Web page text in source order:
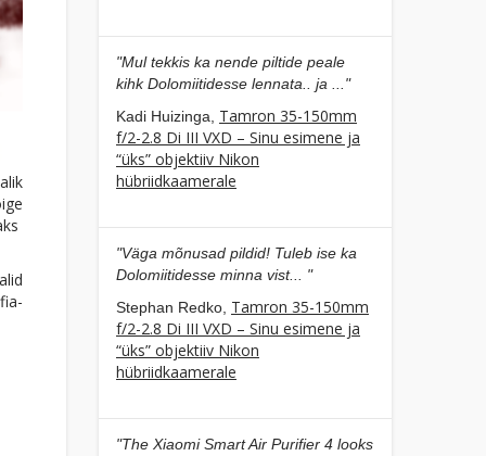
"Mul tekkis ka nende piltide peale
kihk Dolomiitidesse lennata.. ja ..."
Kadi Huizinga, Tamron 35-150mm
f/2-2.8 Di III VXD – Sinu esimene ja
“üks” objektiiv Nikon
hübriidkaamerale
"Väga mõnusad pildid! Tuleb ise ka
Dolomiitidesse minna vist... "
Stephan Redko, Tamron 35-150mm
f/2-2.8 Di III VXD – Sinu esimene ja
“üks” objektiiv Nikon
hübriidkaamerale
"The Xiaomi Smart Air Purifier 4 looks